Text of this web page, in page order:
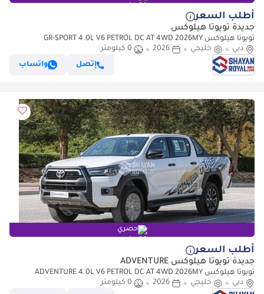
أطلب السعر
جديدة تويوتا هيلوكس
تويوتا هيلوكس GR-SPORT 4.0L V6 PETROL DC AT 4WD 2026MY
دبي
خليجي 2026
0 كيلومتر
إتصل
واتساب
حصري
أطلب السعر
جديدة تويوتا هيلوكس ADVENTURE
تويوتا هيلوكس ADVENTURE 4.0L V6 PETROL DC AT 4WD 2026MY
دبي
خليجي 2026 0 كيلومتر